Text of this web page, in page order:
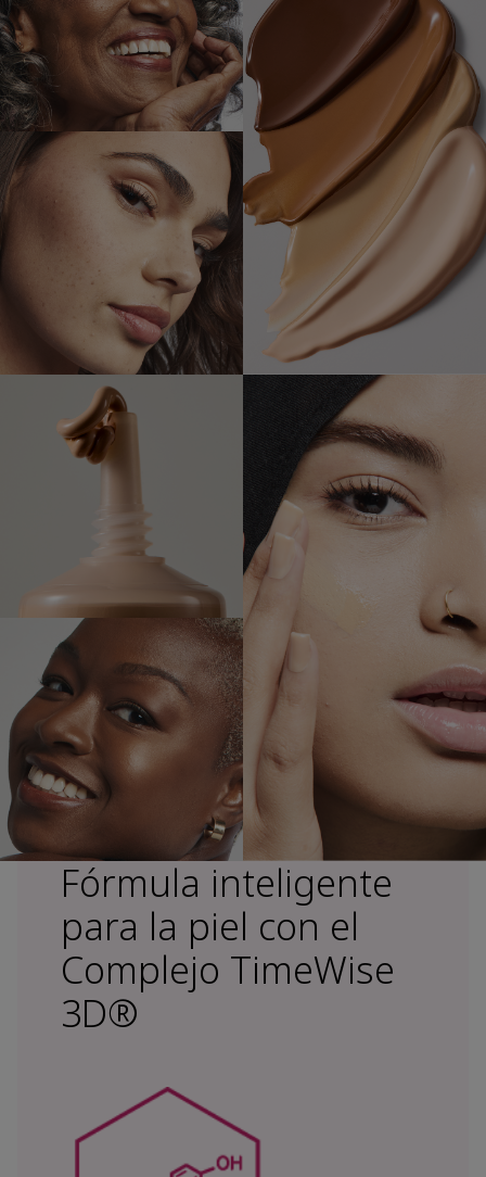
Fórmula inteligente
para la piel con el
Complejo TimeWise
3D®